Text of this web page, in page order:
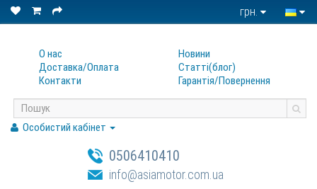
грн.
О нас
Доставка/Оплата
Контакти
Новини
Статтi(блог)
Гарантiя/Повернення
Особистий кабінет
0506410410
info@asiamotor.com.ua